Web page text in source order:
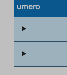
umero